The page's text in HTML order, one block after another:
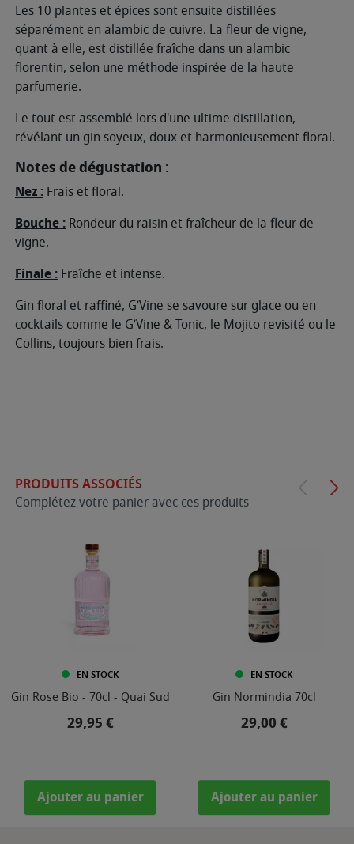
Les 10 plantes et épices sont ensuite distillées
séparément en alambic de cuivre. La fleur de vigne,
quant à elle, est distillée fraîche dans un alambic
florentin, selon une méthode inspirée de la haute
parfumerie.
Le tout est assemblé lors d'une ultime distillation,
révélant un gin soyeux, doux et harmonieusement floral.
Notes de dégustation :
Nez : Frais et floral.
Bouche : Rondeur du raisin et fraîcheur de la fleur de
vigne.
Finale : Fraîche et intense.
Gin floral et raffiné, G’Vine se savoure sur glace ou en
cocktails comme le G’Vine & Tonic, le Mojito revisité ou le
Collins, toujours bien frais.
PRODUITS ASSOCIÉS
Complétez votre panier avec ces produits
EN STOCK
Gin Rose Bio - 70cl - Quai Sud
Prix
29,95 €
Ajouter au panier
EN STOCK
Gin Normindia 70cl
Prix
29,00 €
Ajouter au panier